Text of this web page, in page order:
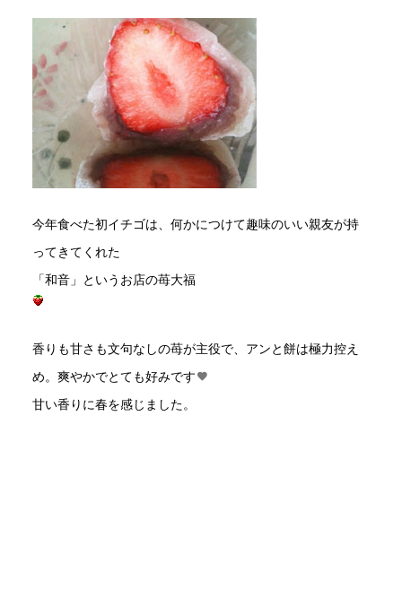
今年食べた初イチゴは、何かにつけて趣味のいい親友が持
ってきてくれた
「和音」というお店の苺大福
香りも甘さも文句なしの苺が主役で、アンと餅は極力控え
め。爽やかでとても好みです
甘い香りに春を感じました。